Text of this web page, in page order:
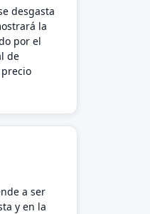
desgasta
la
por el
de
a ser
y en la